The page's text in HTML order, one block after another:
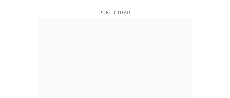
PUBLICIDAD